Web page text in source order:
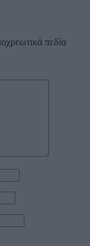
πεδία